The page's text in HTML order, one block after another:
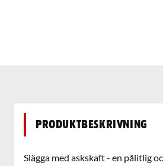
Produktbeskrivning
Slägga med askskaft - en pålitlig